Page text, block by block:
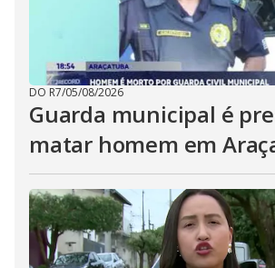
DO R7/05/08/2026
Guarda municipal é
matar homem em